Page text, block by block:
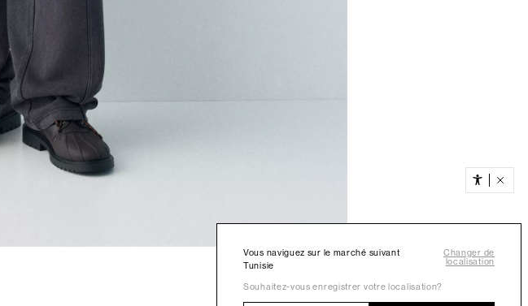
Vous naviguez sur le marché suivant
Tunisie
Changer de
localisation
Souhaitez-vous enregistrer votre localisation?